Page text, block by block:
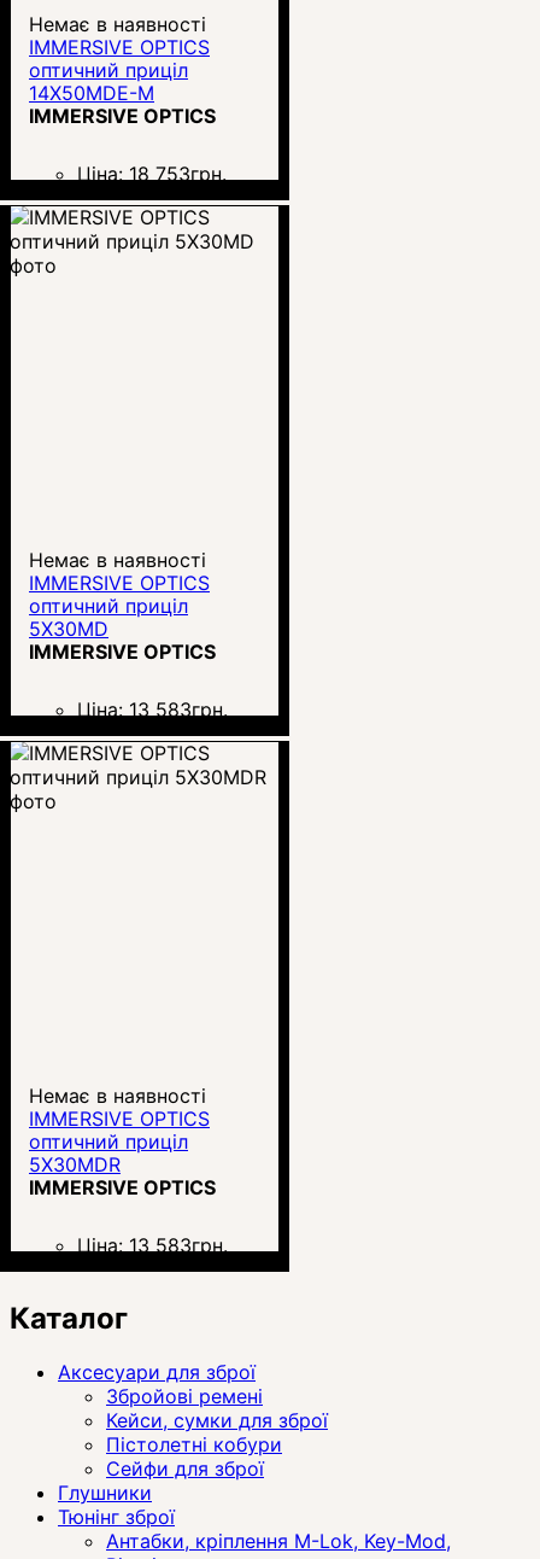
Немає в наявності
IMMERSIVE OPTICS
оптичний приціл
14X50MDE-M
IMMERSIVE OPTICS
Ціна: 18 753грн.
Немає в наявності
IMMERSIVE OPTICS
оптичний приціл
5X30MD
IMMERSIVE OPTICS
Ціна: 13 583грн.
Немає в наявності
IMMERSIVE OPTICS
оптичний приціл
5X30MDR
IMMERSIVE OPTICS
Ціна: 13 583грн.
Каталог
Аксесуари для зброї
Збройові ремені
Кейси, сумки для зброї
Пістолетні кобури
Сейфи для зброї
Глушники
Тюнінг зброї
Антабки, кріплення M-Lok, Key-Mod,